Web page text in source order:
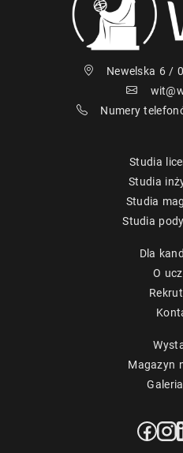
Newelska 6 /
Numery
Studia
Studia
Studia
Studia
Dla
O
Magazyn